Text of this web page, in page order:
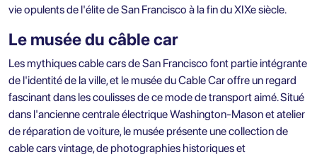
vie opulents de l'élite de San Francisco à la fin du XIXe siècle.
Le musée du câble car
Les mythiques cable cars de San Francisco font partie intégrante
de l'identité de la ville, et le musée du Cable Car offre un regard
fascinant dans les coulisses de ce mode de transport aimé. Situé
dans l'ancienne centrale électrique Washington-Mason et atelier
de réparation de voiture, le musée présente une collection de
cable cars vintage, de photographies historiques et